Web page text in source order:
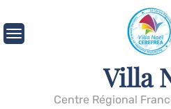
Villa
Centre Régional